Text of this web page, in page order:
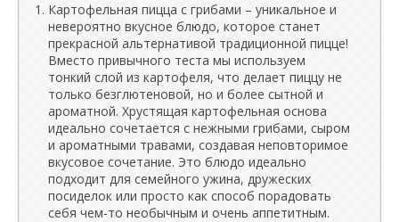
Картофельная пицца с грибами – уникальное и
невероятно вкусное блюдо, которое станет
прекрасной альтернативой традиционной пицце!
Вместо привычного теста мы используем
тонкий слой из картофеля, что делает пиццу не
только безглютеновой, но и более сытной и
ароматной. Хрустящая картофельная основа
идеально сочетается с нежными грибами, сыром
и ароматными травами, создавая неповторимое
вкусовое сочетание. Это блюдо идеально
подходит для семейного ужина, дружеских
посиделок или просто как способ порадовать
себя чем-то необычным и очень аппетитным.